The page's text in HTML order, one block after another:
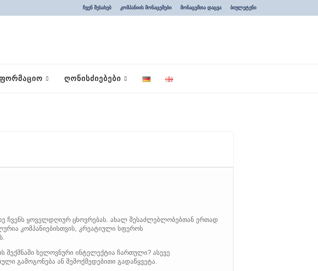
ჩვენ შესახებ კომპანიის მონაცემები მონაცემთა დაცვა ბიულეტენი
ᲦᲝᲜᲘᲡᲫᲘᲔᲑᲔᲑᲘ
ჩვენს ყოველდღიურ ცხოვრებას. ახალ შესაძლებლობებთან ერთად
კომპანიებისთვის, კრეატიული სფეროს
შექმნაში ხელოვნური ინტელექტია ჩართული? ასევე
გამოგონება ან შემოქმედებითი გადაწყვეტა.